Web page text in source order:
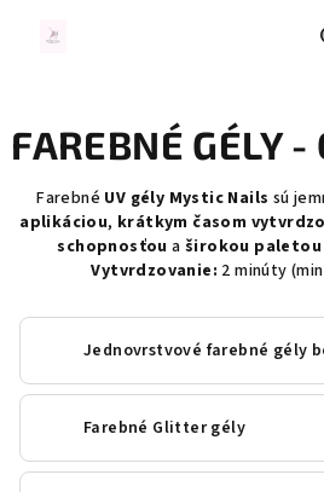
FAREBNÉ GÉLY
Farebné UV gély Mystic Nails sú
aplikáciou, krátkym časom
schopnosťou a širokou
Vytvrdzovanie: 2 minúty
Farebné Glitter gély